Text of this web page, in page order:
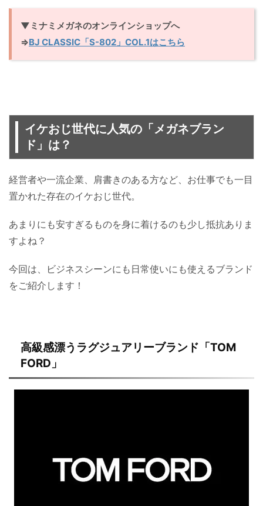
▼ミナミメガネのオンラインショップへ
⇒BJ CLASSIC「S-802」COL.1はこちら
イケおじ世代に人気の「メガネブラン
ド」は？
経営者や一流企業、肩書きのある方など、お仕事でも一目
置かれた存在のイケおじ世代。
あまりにも安すぎるものを身に着けるのも少し抵抗ありま
すよね？
今回は、ビジネスシーンにも日常使いにも使えるブランド
をご紹介します！
高級感漂うラグジュアリーブランド「TOM
FORD」